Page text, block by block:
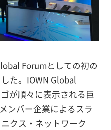
Forumとしての初の
た。IOWN Global
が順々に表示される巨
ンバー企業によるスラ
クス・ネットワーク